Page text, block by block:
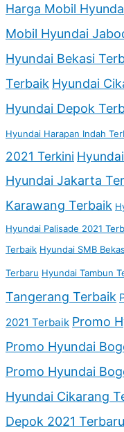
Harga Mobil
Mobil Hyundai
Hyundai Bekasi
Terbaik Hyundai
Hyundai Depok
Hyundai Harapan Indah
2021 Terkini
Hyundai Jakarta
Karawang Terbaik
Hyundai Palisade 2021
Terbaik Hyundai SMB
Terbaru Hyundai Tambun
Tangerang Terbaik
2021 Terbaik Promo
Promo Hyundai
Promo Hyundai
Hyundai Cikarang
Depok 2021 Terbaru